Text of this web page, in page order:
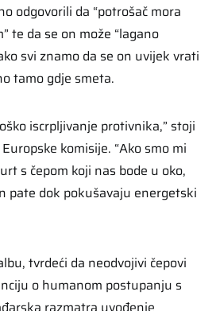
odgovorili da “potrošač mora
te da se on može “lagano
svi znamo da se on uvijek vrati
tamo gdje smeta.
iscrpljivanje protivnika,” stoji
komisije. “Ako smo mi
s čepom koji nas bode u oko,
pate dok pokušavaju energetski
tvrdeći da neodvojivi čepovi
o humanom postupanju s